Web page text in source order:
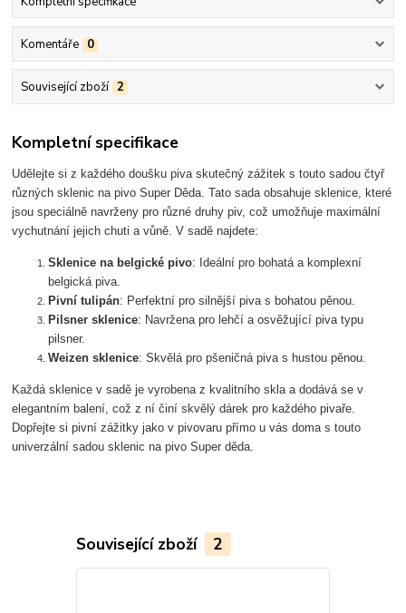
Komentáře 0
Související zboží 2
Kompletní specifikace
Udělejte si z každého doušku piva skutečný zážitek s touto sadou čtyř
různých sklenic na pivo Super Děda. Tato sada obsahuje sklenice, které
jsou speciálně navrženy pro různé druhy piv, což umožňuje maximální
vychutnání jejich chuti a vůně. V sadě najdete:
Sklenice na belgické pivo: Ideální pro bohatá a komplexní
belgická piva.
Pivní tulipán: Perfektní pro silnější piva s bohatou pěnou.
Pilsner sklenice: Navržena pro lehčí a osvěžující piva typu
pilsner.
Weizen sklenice: Skvělá pro pšeničná piva s hustou pěnou.
Každá sklenice v sadě je vyrobena z kvalitního skla a dodává se v
elegantním balení, což z ní činí skvělý dárek pro každého pivaře.
Dopřejte si pivní zážitky jako v pivovaru přímo u vás doma s touto
univerzální sadou sklenic na pivo Super děda.
Související zboží 2